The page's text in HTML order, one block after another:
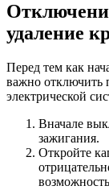
удаление
Перед тем как
важно отключить
электрической
Вначале
зажигания.
Откройте